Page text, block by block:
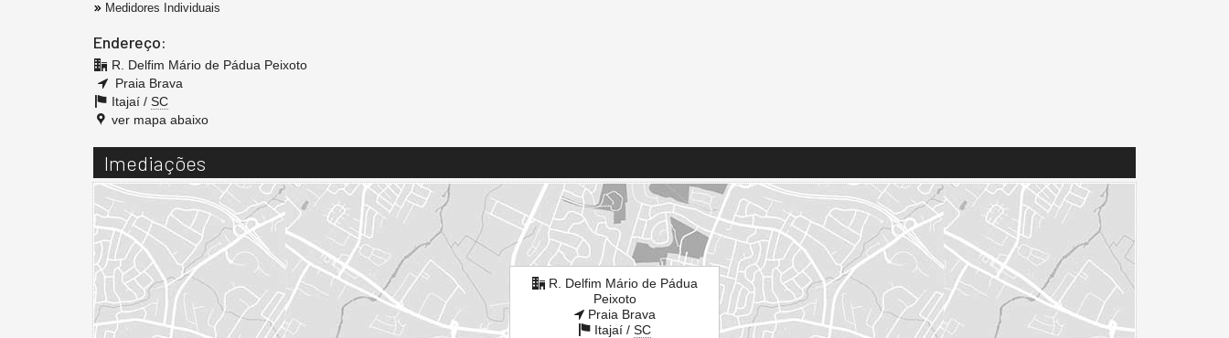
Medidores Individuais
Endereço:
R. Delfim Mário de Pádua Peixoto
Praia Brava
Itajaí / SC
ver mapa abaixo
Imediações
R. Delfim Mário de Pádua
Peixoto
Praia Brava
Itajaí / SC